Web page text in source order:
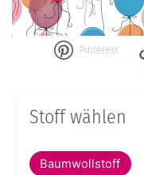
Pinterest
Stoff wählen
Baumwollstoff